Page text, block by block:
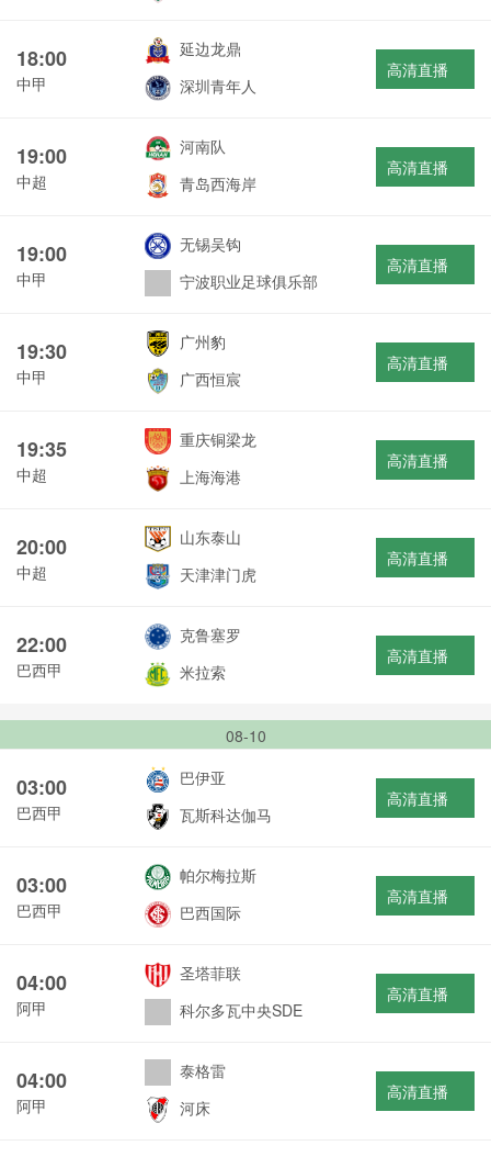
18:00
中甲
延边龙鼎
深圳青年人
高清直播
19:00
中超
河南队
青岛西海岸
高清直播
19:00
中甲
无锡吴钩
宁波职业足球俱乐部
高清直播
19:30
中甲
广州豹
广西恒宸
高清直播
19:35
中超
重庆铜梁龙
上海海港
高清直播
20:00
中超
山东泰山
天津津门虎
高清直播
22:00
巴西甲
克鲁塞罗
米拉索
高清直播
08-10
03:00
巴西甲
巴伊亚
瓦斯科达伽马
高清直播
03:00
巴西甲
帕尔梅拉斯
巴西国际
高清直播
04:00
阿甲
圣塔菲联
科尔多瓦中央SDE
高清直播
04:00
阿甲
泰格雷
河床
高清直播